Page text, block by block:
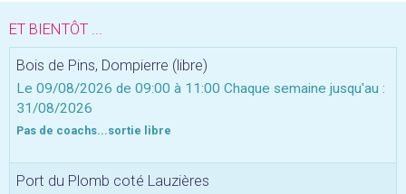
ET BIENTÔT ...
Bois de Pins, Dompierre (libre)
Le 09/08/2026 de 09:00 à 11:00 Chaque semaine jusqu'au :
31/08/2026
Pas de coachs...sortie libre
Port du Plomb coté Lauzières